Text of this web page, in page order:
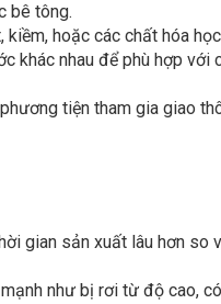
bê tông.
hoặc các chất hóa
khác nhau để phù hợp với
tiện tham gia giao
gian sản xuất lâu hơn so
như bị rơi từ độ cao,